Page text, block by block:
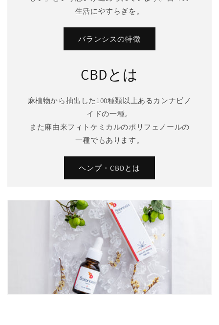
生活にやすらぎを。
バランシスの特徴
CBDとは
麻植物から抽出した100種類以上あるカンナビノ
イドの一種。
また麻由来フィトケミカルのポリフェノールの
一種でもあります。
ヘンプ・CBDとは